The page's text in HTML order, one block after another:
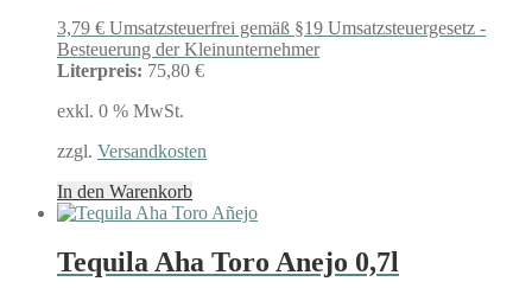
3,79 € Umsatzsteuerfrei gemäß §19 Umsatzsteuergesetz -
Besteuerung der Kleinunternehmer
Literpreis: 75,80 €
exkl. 0 % MwSt.
zzgl. Versandkosten
In den Warenkorb
Tequila Aha Toro Anejo 0,7l